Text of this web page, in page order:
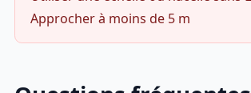
Approcher à moins de 5 m